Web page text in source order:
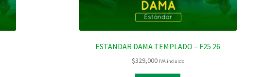
ESTANDAR DAMA TEMPLADO – F25 26
$329,000 IVA incluido